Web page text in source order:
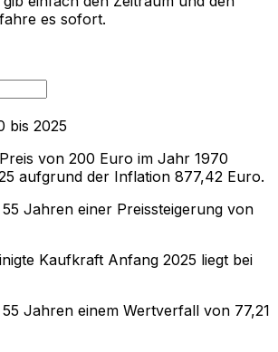
es sofort.
bis 2025
von 200 Euro im Jahr 1970
aufgrund der Inflation 877,42 Euro.
55 Jahren einer Preissteigerung von
Kaufkraft Anfang 2025 liegt bei
55 Jahren einem Wertverfall von 77,21